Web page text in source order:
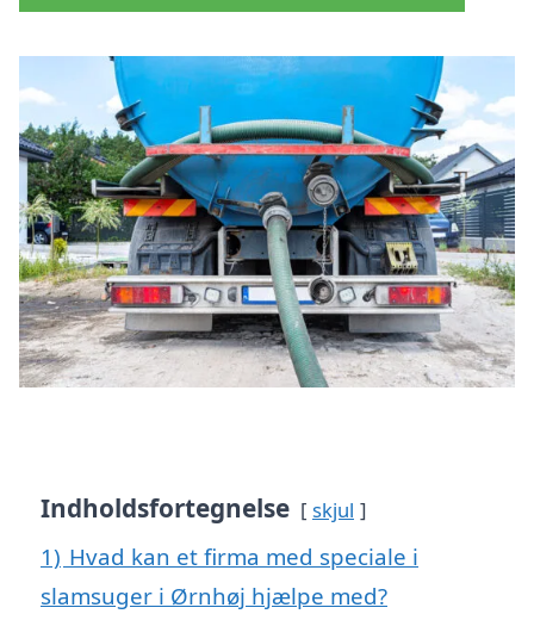
Indholdsfortegnelse skjul
1) Hvad kan et firma med speciale i
slamsuger i Ørnhøj hjælpe med?